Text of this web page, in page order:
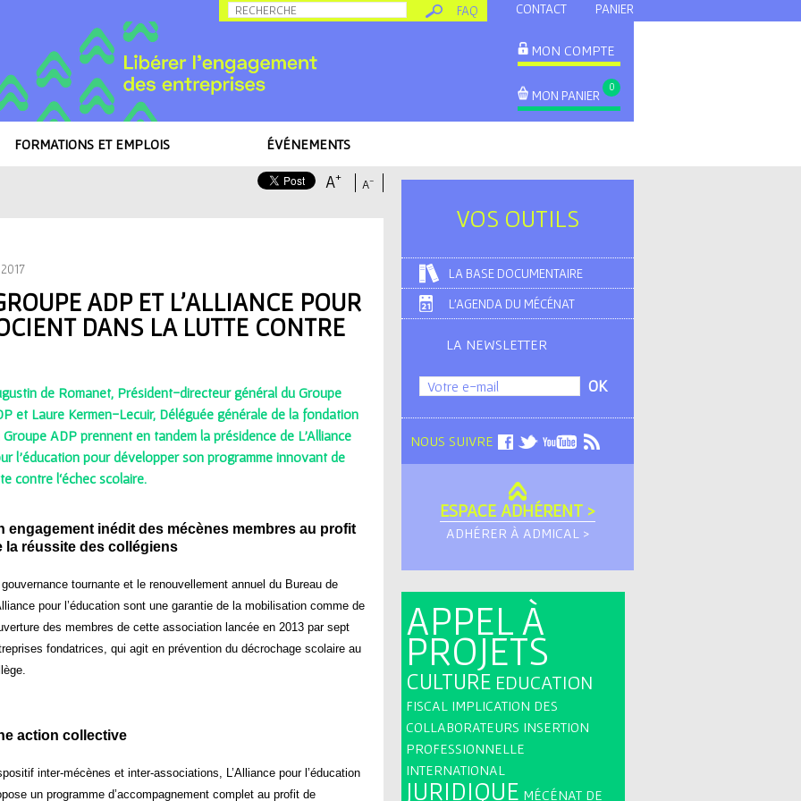
Allez au contenu CONTACT PANIER
FAQ
MON COMPTE
MON PANIER
0
FORMATIONS ET EMPLOIS ÉVÉNEMENTS
A-
A+
ADP ET L'ALLIANCE POUR
DANS LA LUTTE CONTRE
de Romanet, Président-directeur général du Groupe
et Laure Kermen-Lecuir, Déléguée générale de la fondation
Groupe ADP prennent en tandem la présidence de L'Alliance
l'éducation pour développer son programme innovant de
contre l‘échec scolaire.
engagement inédit des mécènes membres au profit
la réussite des collégiens
gouvernance tournante et le renouvellement annuel du Bureau de
pour l’éducation sont une garantie de la mobilisation comme de
des membres de cette association lancée en 2013 par sept
fondatrices, qui agit en prévention du décrochage scolaire au
action collective
inter-mécènes et inter-associations, L’Alliance pour l’éducation
un programme d’accompagnement complet au profit de
VOS OUTILS
LA BASE DOCUMENTAIRE
L'AGENDA DU MÉCÉNAT
LA NEWSLETTER
NOUS SUIVRE
ESPACE ADHÉRENT >
ADHÉRER À ADMICAL >
APPEL À
PROJETS
CULTURE EDUCATION
FISCAL IMPLICATION DES
COLLABORATEURS INSERTION
PROFESSIONNELLE
INTERNATIONAL
JURIDIQUE MÉCÉNAT DE